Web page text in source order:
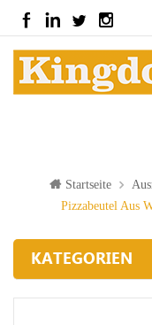
Startseite
Pizzabeutel Aus
KATEGORIEN